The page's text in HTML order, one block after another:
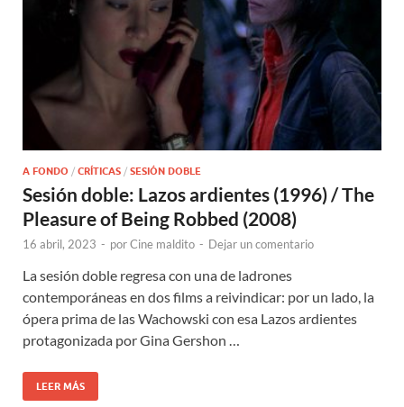
A FONDO / CRÍTICAS / SESIÓN DOBLE
Sesión doble: Lazos ardientes (1996) / The
Pleasure of Being Robbed (2008)
16 abril, 2023 - porCine maldito - Dejar un comentario
La sesión doble regresa con una de ladrones
contemporáneas en dos films a reivindicar: por un lado, la
ópera prima de las Wachowski con esa Lazos ardientes
protagonizada por Gina Gershon …
LEER MÁS